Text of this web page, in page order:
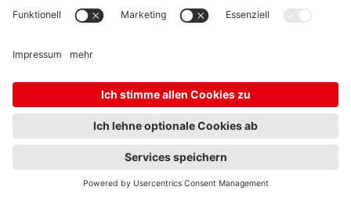
Marken – live in Nürnberg.
IMMER INFORMIERT BLEIBEN